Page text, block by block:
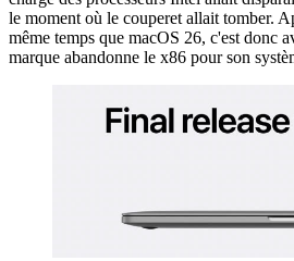
le moment où le couperet allait tomber.
même temps que macOS 26, c'est donc
marque abandonne le x86 pour son